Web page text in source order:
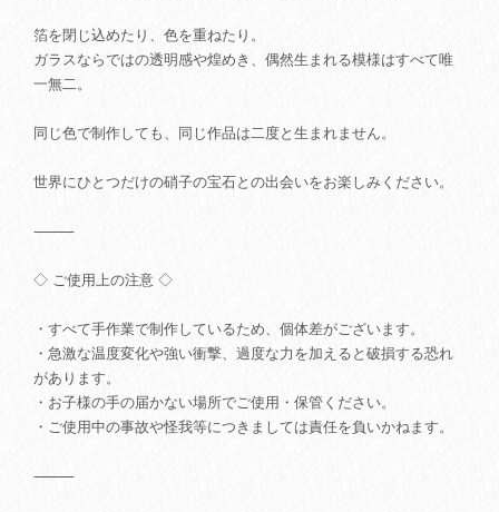
箔を閉じ込めたり、色を重ねたり。
ガラスならではの透明感や煌めき、偶然生まれる模様はすべて唯
一無二。
同じ色で制作しても、同じ作品は二度と生まれません。
世界にひとつだけの硝子の宝石との出会いをお楽しみください。
⸻
◇ ご使用上の注意 ◇
・すべて手作業で制作しているため、個体差がございます。
・急激な温度変化や強い衝撃、過度な力を加えると破損する恐れ
があります。
・お子様の手の届かない場所でご使用・保管ください。
・ご使用中の事故や怪我等につきましては責任を負いかねます。
⸻